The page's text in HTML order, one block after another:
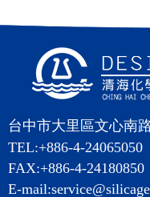
台中市大里區文心南
TEL:+886-4-24065050
FAX:+886-4-24180850
E-